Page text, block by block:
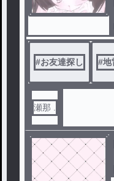
#お友達探し #地
瀬那 .